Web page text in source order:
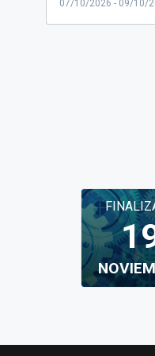
07/10/2026 - 09/10/